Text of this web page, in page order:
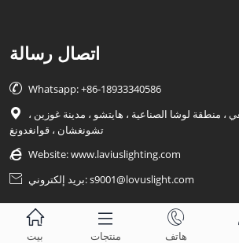
اتصال رسالة
 Whatsapp: +86-18933340586

دونغي ، منطقة لوشا الصناعية ، هايتشو ، مدينة غوزين ،
تشونغشان ، قوانغدونغ
 Website:www.laviuslighting.com
 بريد إلكتروني: s9001@lovuslight.com

بيت

منتجات

هاتف